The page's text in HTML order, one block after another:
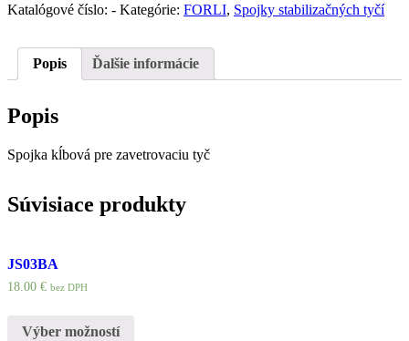
Katalógové číslo: - Kategórie: FORLI, Spojky stabilizačných tyčí
Popis Ďalšie informácie
Popis
Spojka kĺbová pre zavetrovaciu tyč
Súvisiace produkty
JS03BA
18.00 € bez DPH
Výber možností